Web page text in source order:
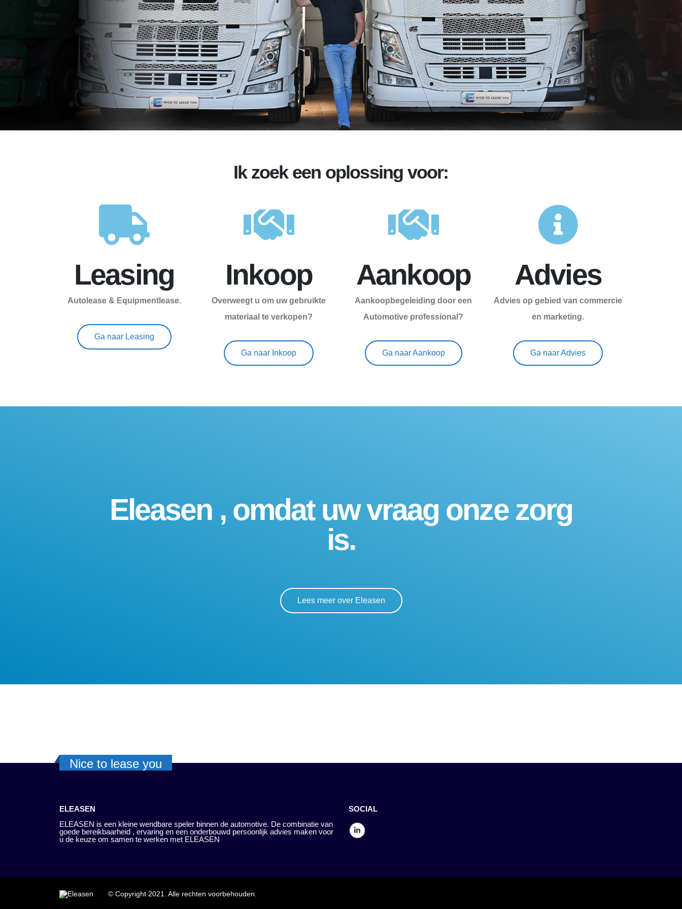
Ik zoek een oplossing voor:
Leasing
Autolease & Equipmentlease.
Ga naar Leasing
Inkoop
Overweegt u om uw gebruikte
materiaal te verkopen?
Ga naar Inkoop
Aankoop
Aankoopbegeleiding door een
Automotive professional?
Ga naar Aankoop
Advies
Advies op gebied van commercie
en marketing.
Ga naar Advies
Eleasen , omdat uw vraag onze zorg
is.
Lees meer over Eleasen
Nice to lease you
ELEASEN
ELEASEN is een kleine wendbare speler binnen de automotive. De combinatie van
goede bereikbaarheid , ervaring en een onderbouwd persoonlijk advies maken voor
u de keuze om samen te werken met ELEASEN
SOCIAL
© Copyright 2021. Alle rechten voorbehouden.